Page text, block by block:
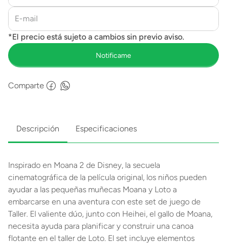
Comparte
Descripción Especificaciones
Inspirado en Moana 2 de Disney, la secuela
cinematográfica de la película original, los niños pueden
ayudar a las pequeñas muñecas Moana y Loto a
embarcarse en una aventura con este set de juego de
Taller. El valiente dúo, junto con Heihei, el gallo de Moana,
necesita ayuda para planificar y construir una canoa
flotante en el taller de Loto. El set incluye elementos